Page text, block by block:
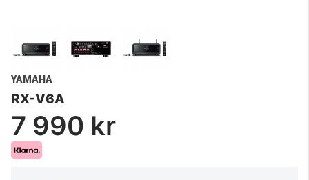
YAMAHA
RX-V6A
7 990 kr